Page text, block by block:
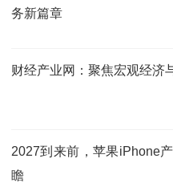
务新篇章
财经产业网：聚焦宏观经济
2027到来前，苹果iPhone
瞻